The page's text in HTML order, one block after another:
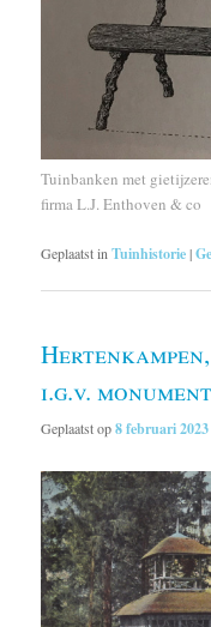
Tuinbanken met
firma L.J. Enthoven & co
Geplaatst inTuinhistorie|
i.g.v.
Geplaatst op8 februari 2023